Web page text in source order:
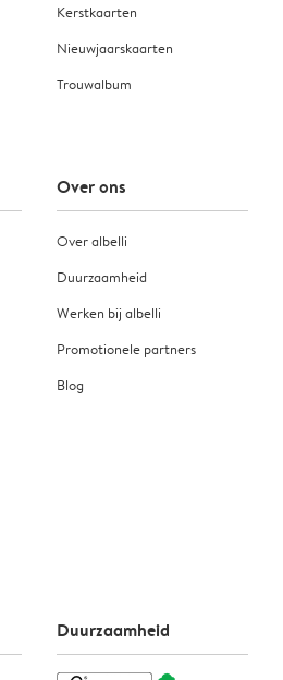
Kerstkaarten
Nieuwjaarskaarten
Trouwalbum
Over ons
Over albelli
Duurzaamheid
Werken bij albelli
Promotionele partners
Blog
Duurzaamheid